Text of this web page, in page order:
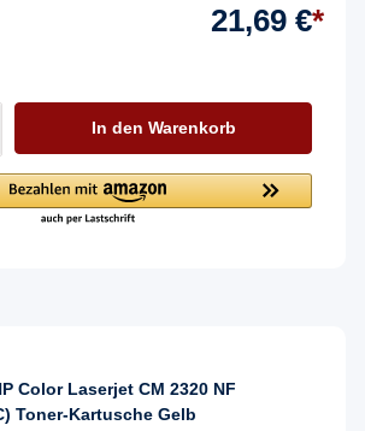
21,69 €*
In den Warenkorb
Color Laserjet CM 2320 NF
Toner-Kartusche Gelb